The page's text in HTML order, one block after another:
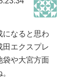
になると思わ
田エクスプレ
袋や大宮方面